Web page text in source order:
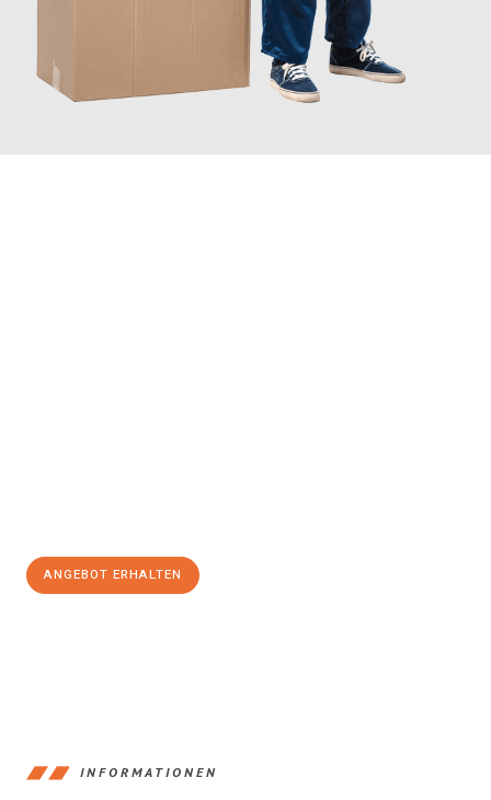
ANGEBOT ERHALTEN
INFORMATIONEN